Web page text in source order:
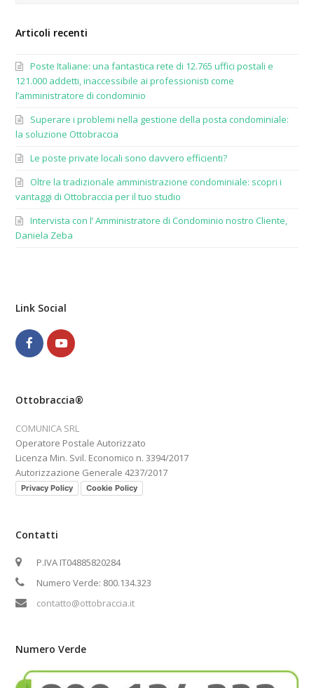
Articoli recenti
Poste Italiane: una fantastica rete di 12.765 uffici postali e
121.000 addetti, inaccessibile ai professionisti come
l’amministratore di condominio
Superare i problemi nella gestione della posta condominiale:
la soluzione Ottobraccia
Le poste private locali sono davvero efficienti?
Oltre la tradizionale amministrazione condominiale: scopri i
vantaggi di Ottobraccia per il tuo studio
Intervista con l’ Amministratore di Condominio nostro Cliente,
Daniela Zeba
Link Social
FacebookYoutube
Ottobraccia®
COMUNICA SRL
Operatore Postale Autorizzato
Licenza Min. Svil. Economico n. 3394/2017
Autorizzazione Generale 4237/2017
Privacy Policy Cookie Policy
Contatti
P.IVA IT04885820284
Numero Verde: 800.134.323
contatto@ottobraccia.it
Numero Verde